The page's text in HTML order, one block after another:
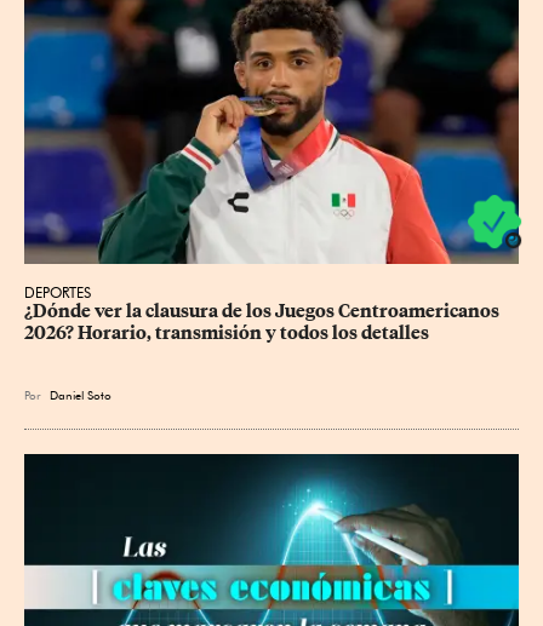
DEPORTES
¿Dónde ver la clausura de los Juegos Centroamericanos
2026? Horario, transmisión y todos los detalles
Por Daniel Soto